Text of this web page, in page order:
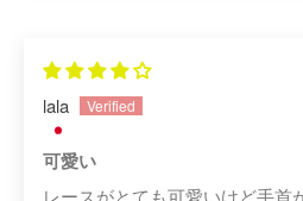
lala
可愛い
レースがとても可愛いけど手首